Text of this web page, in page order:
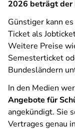
2026 beträgt der
Günstiger kann
Ticket als
Weitere Preise
Semesterticket
Bundesländern
In den Medien
Angebote für
angekündigt. Sie
Vertrages genau